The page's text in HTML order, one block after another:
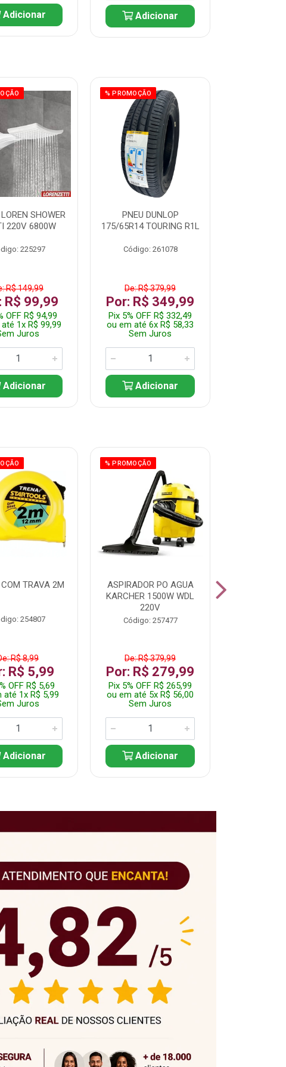
Adicionar Adicionar
SHOWER
220V 6800W
225297
R$ 149,99
R$ 99,99
OFF R$ 94,99
1x R$ 99,99
Juros
Adicionar
% PROMOÇÃO
PNEU DUNLOP
175/65R14 TOURING R1L
Código: 261078
De: R$ 379,99
Por: R$ 349,99
Pix 5% OFF R$ 332,49
ou em até 6x R$ 58,33
Sem Juros
Adicionar
TRAVA 2M
254807
R$ 8,99
R$ 5,99
OFF R$ 5,69
até 1x R$ 5,99
Juros
Adicionar
% PROMOÇÃO
ASPIRADOR PO AGUA
KARCHER 1500W WDL
220V
Código: 257477
De: R$ 379,99
Por: R$ 279,99
Pix 5% OFF R$ 265,99
ou em até 5x R$ 56,00
Sem Juros
Adicionar